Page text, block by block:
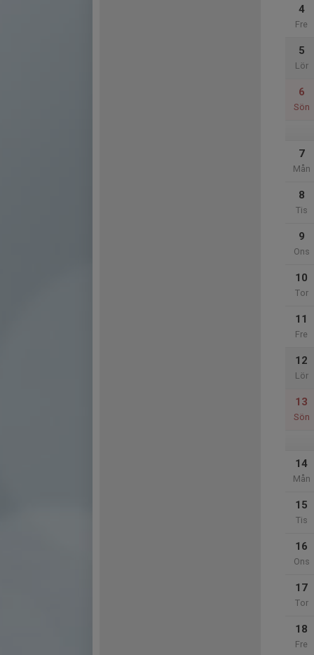
4
Fre
5
Lör
6
Sön
7
Mån
8
Tis
9
Ons
10
Tor
11
Fre
12
Lör
13
Sön
14
Mån
15
Tis
16
Ons
17
Tor
18
Fre